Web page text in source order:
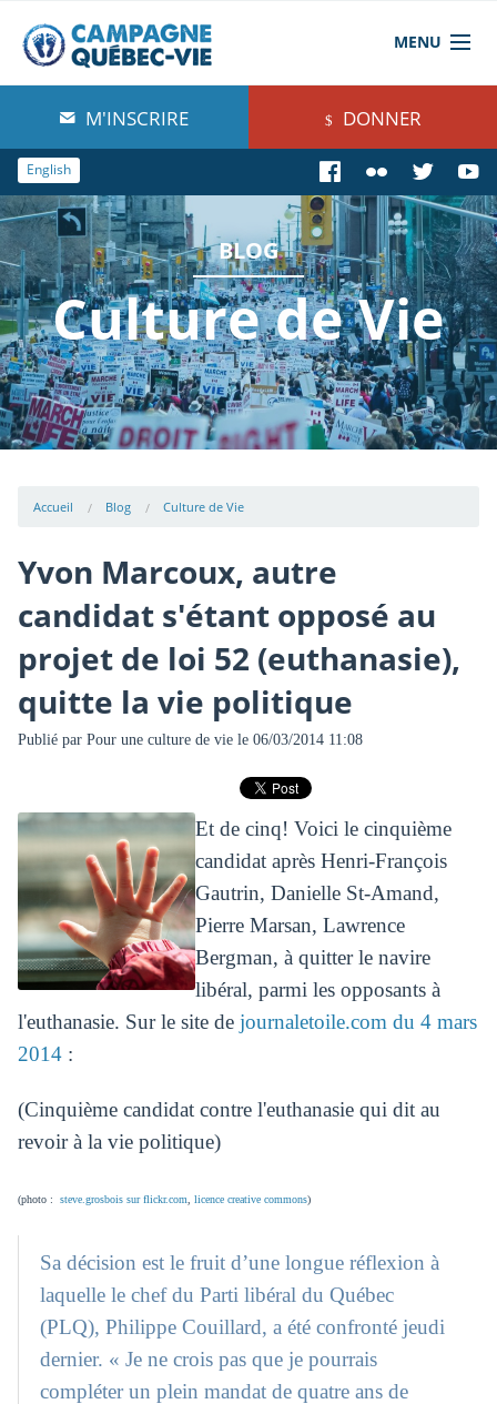
MENU
À propos de nous
Blog
Comprendre
Agir
Boutique
M'INSCRIRE DONNER
English
BLOG
Culture de Vie
Accueil Blog Culture de Vie
Yvon Marcoux, autre
candidat s'étant opposé au
projet de loi 52 (euthanasie),
quitte la vie politique
Publié par Pour une culture de viele 06/03/2014 11:08
Et de cinq! Voici le cinquième
candidat après Henri-François
Gautrin, Danielle St-Amand,
Pierre Marsan, Lawrence
Bergman, à quitter le navire
libéral, parmi les opposants à
l'euthanasie. Sur le site dejournaletoile.com du 4 mars
2014:
(Cinquième candidat contre l'euthanasie qui dit au
revoir à la vie politique)
(photo : steve.grosbois sur flickr.com, licence creative commons)
Sa décision est le fruit d’une longue réflexion à
laquelle le chef du Parti libéral du Québec
(PLQ), Philippe Couillard, a été confronté jeudi
dernier. « Je ne crois pas que je pourrais
compléter un plein mandat de quatre ans de